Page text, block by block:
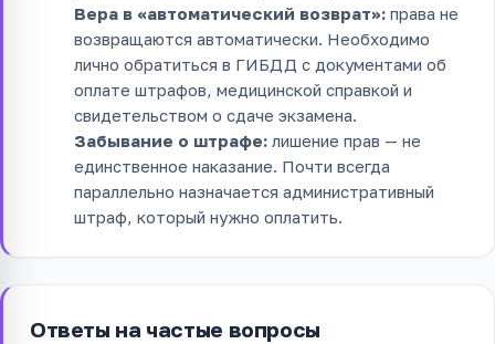
Вера в «автоматический возврат»: права не
возвращаются автоматически. Необходимо
лично обратиться в ГИБДД с документами об
оплате штрафов, медицинской справкой и
свидетельством о сдаче экзамена.
Забывание о штрафе: лишение прав — не
единственное наказание. Почти всегда
параллельно назначается административный
штраф, который нужно оплатить.
Ответы на частые вопросы